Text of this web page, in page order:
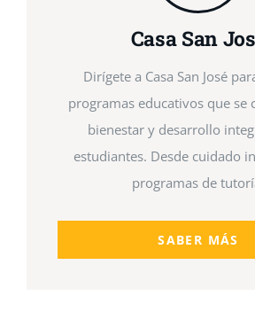
Casa San
Dirígete a Casa San José
programas educativos que se
bienestar y desarrollo
estudiantes. Desde cuidado
programas de
SABER MÁS